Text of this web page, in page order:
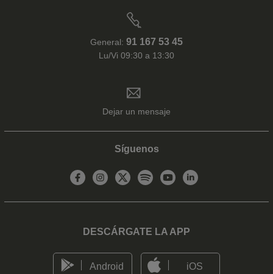
General: 91 167 53 45
Lu/Vi 09:30 a 13:30
Dejar un mensaje
Síguenos
DESCÁRGATE LA APP
Android iOS